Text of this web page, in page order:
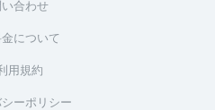
合わせ
について
用規約
ーポリシー